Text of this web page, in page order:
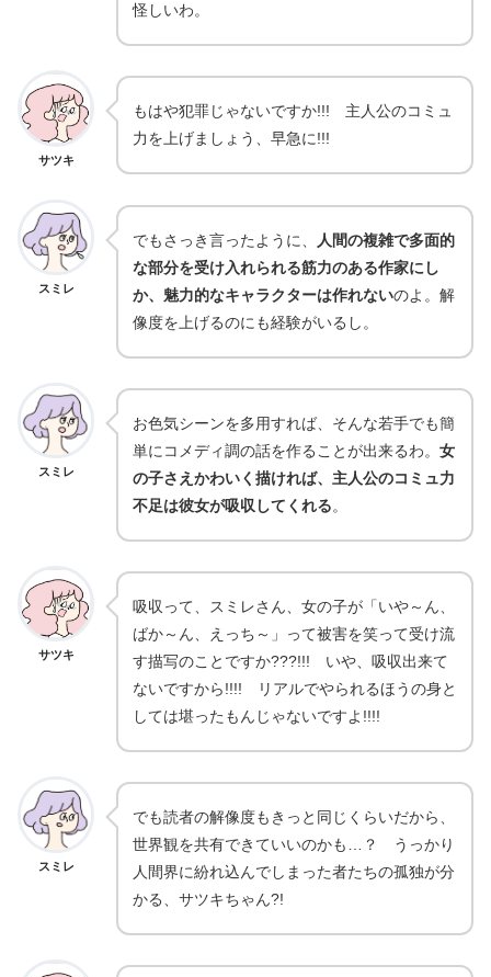
怪しいわ。
サツキ
もはや犯罪じゃないですか!!! 主人公のコミュ
力を上げましょう、早急に!!!
スミレ
でもさっき言ったように、
人間の複雑で多面的
な部分を受け入れられる筋力のある作家にし
か、魅力的なキャラクターは作れないのよ。解
像度を上げるのにも経験がいるし。
スミレ
お色気シーンを多用すれば、そんな若手でも簡
単にコメディ調の話を作ることが出来るわ。 女
の子さえかわいく描ければ、主人公のコミュ力
不足は彼女が吸収してくれる。
サツキ
吸収って、スミレさん、女の子が「いや～ん、
ばか～ん、えっち～」って被害を笑って受け流
す描写のことですか???!!! いや、吸収出来て
ないですから!!!! リアルでやられるほうの身と
しては堪ったもんじゃないですよ!!!!
スミレ
でも読者の解像度もきっと同じくらいだから、
世界観を共有できていいのかも…？ うっかり
人間界に紛れ込んでしまった者たちの孤独が分
かる、サツキちゃん?!